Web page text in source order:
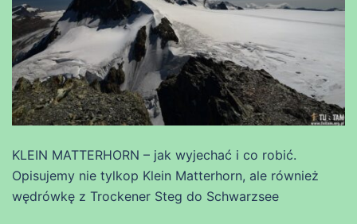
KLEIN MATTERHORN – jak wyjechać i co robić.
Opisujemy nie tylkop Klein Matterhorn, ale również
wędrówkę z Trockener Steg do Schwarzsee